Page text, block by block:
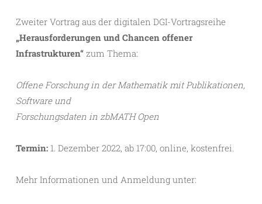
Zweiter Vortrag aus der digitalen DGI-Vortragsreihe
„Herausforderungen und Chancen offener
Infrastrukturen“ zum Thema:
Offene Forschung in der Mathematik mit Publikationen,
Software und
Forschungsdaten in zbMATH Open
Termin: 1. Dezember 2022, ab 17:00, online, kostenfrei.
Mehr Informationen und Anmeldung unter: